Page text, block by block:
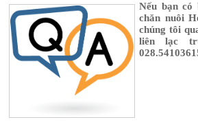
Nếu bạn có
chăn nuôi
chúng tôi
liên lạc